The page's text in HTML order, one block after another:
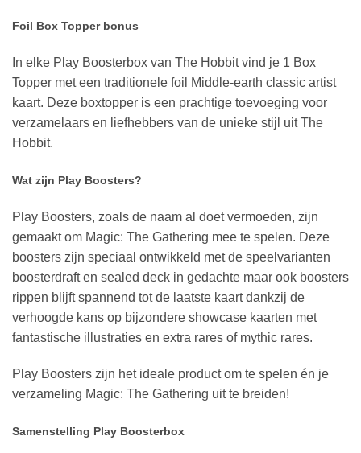
Foil Box Topper bonus
In elke Play Boosterbox van The Hobbit vind je 1 Box
Topper met een traditionele foil Middle-earth classic artist
kaart. Deze boxtopper is een prachtige toevoeging voor
verzamelaars en liefhebbers van de unieke stijl uit The
Hobbit.
Wat zijn Play Boosters?
Play Boosters, zoals de naam al doet vermoeden, zijn
gemaakt om Magic: The Gathering mee te spelen. Deze
boosters zijn speciaal ontwikkeld met de speelvarianten
boosterdraft en sealed deck in gedachte maar ook boosters
rippen blijft spannend tot de laatste kaart dankzij de
verhoogde kans op bijzondere showcase kaarten met
fantastische illustraties en extra rares of mythic rares.
Play Boosters zijn het ideale product om te spelen én je
verzameling Magic: The Gathering uit te breiden!
Samenstelling Play Boosterbox